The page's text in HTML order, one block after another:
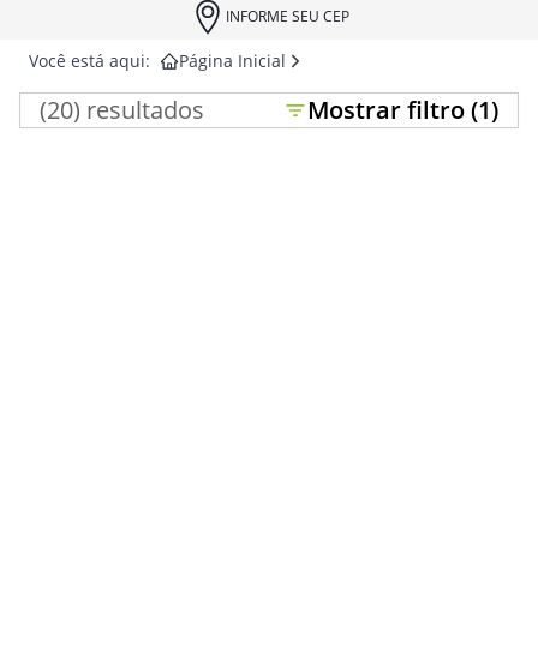
INFORME SEU CEP
Você está aqui: Página Inicial
(20) resultados Mostrarfiltro (1)